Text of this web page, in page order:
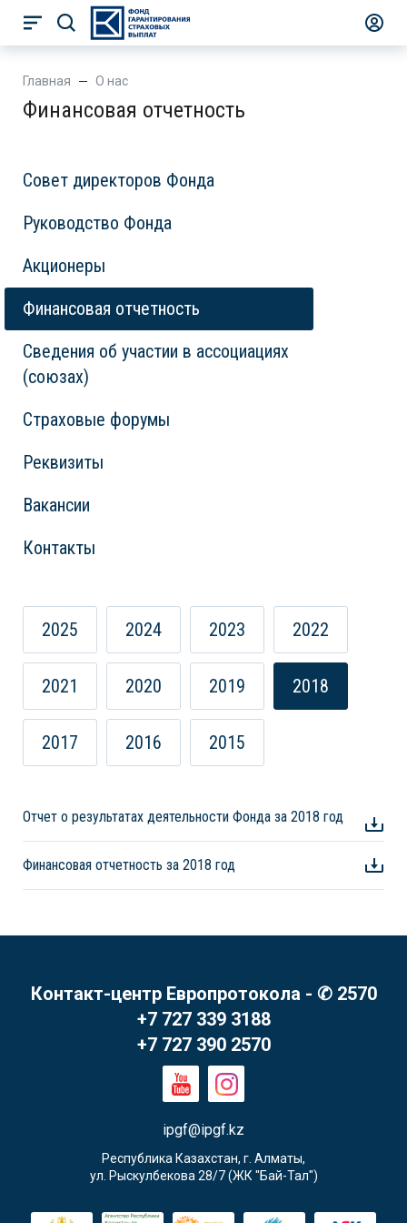
Главная О нас
Финансовая отчетность
Совет директоров Фонда
Руководство Фонда
Акционеры
Финансовая отчетность
Сведения об участии в ассоциациях
(союзах)
Страховые форумы
Реквизиты
Вакансии
Контакты
2025 2024 2023 2022
2021 2020 2019 2018
2017 2016 2015
Отчет о результатах деятельности Фонда за 2018 год
Финансовая отчетность за 2018 год
Контакт-центр Европротокола - ✆ 2570
+7 727 339 3188
+7 727 390 2570
ipgf@ipgf.kz
Республика Казахстан, г. Алматы,
ул. Рыскулбекова 28/7 (ЖК "Бай-Тал")